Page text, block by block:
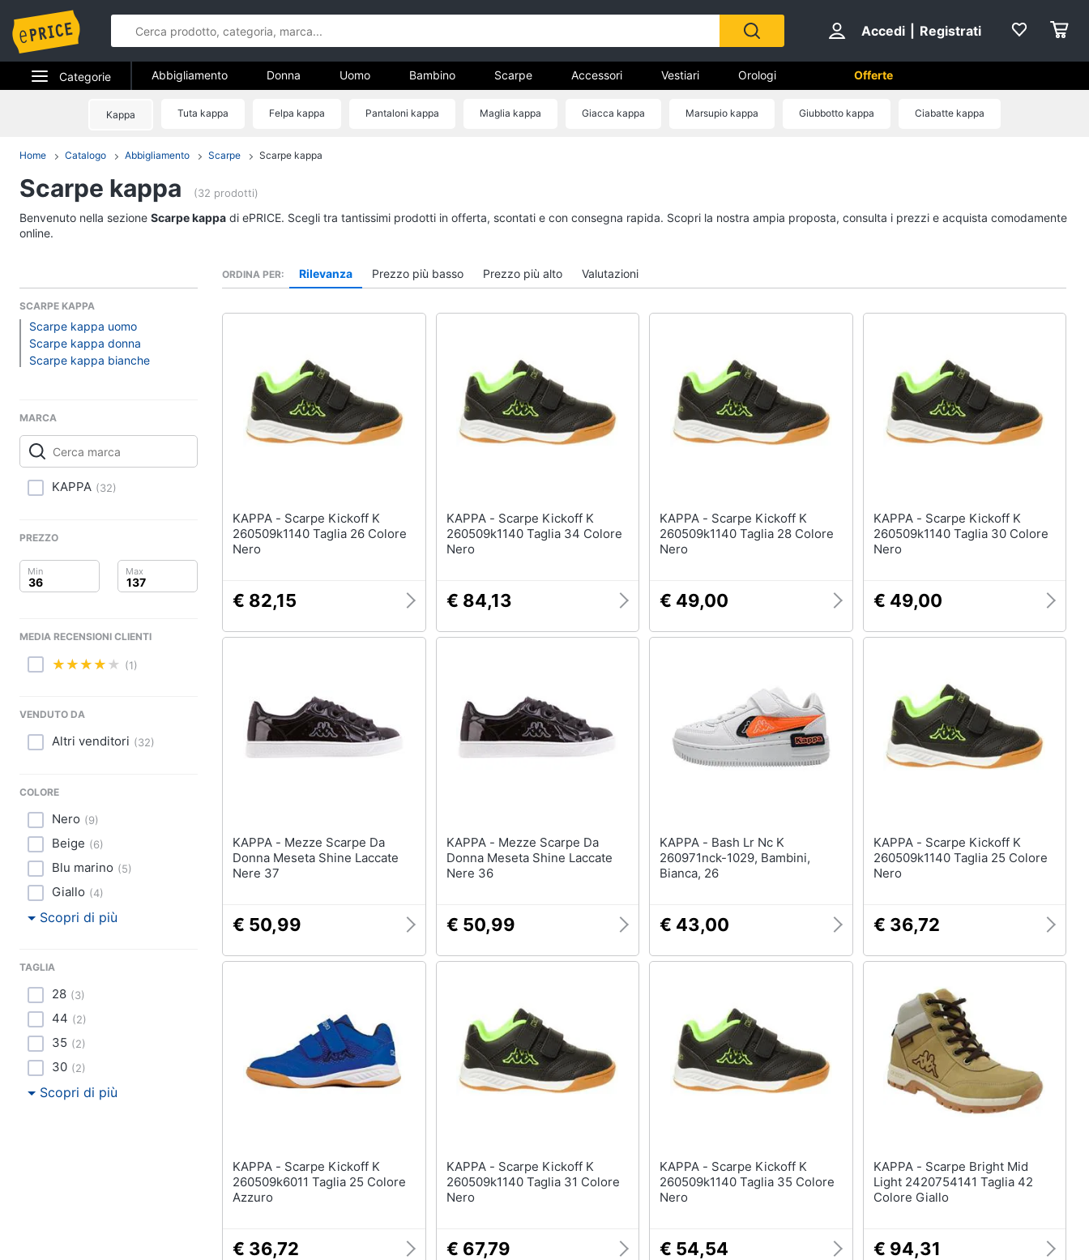
Accedi Registrati
Categorie
Elettrodomestici
Telefonia
Tv e Home Cinema
Videogiochi
Audio e musica
Clima
Brico e Giardinaggio
Salute e igiene
Prima infanzia
Casalinghi
Libri, cd e dvd
Festività e ricorrenze
Promozioni
Abbigliamento
Donna
Vedi tutti Vedi tutti Vedi tutti Vedi tutti
Sigaretta elettronica
Borse
Occhiali da vista
Occhiali da sole
Pantaloni
Orologi uomo
Orologi donna
Cavigliera
Collane
Abbigliamento Donna Uomo Bambino Scarpe Accessori Vestiari Orologi Offerte
Kappa Tuta kappa Felpa kappa Pantaloni kappa Maglia kappa Giacca kappa Marsupio kappa Giubbotto kappa Ciabatte kappa
Home Catalogo Abbigliamento Scarpe Scarpe kappa
Scarpe kappa (32 prodotti)
Benvenuto nella sezione Scarpe kappa di ePRICE. Scegli tra tantissimi prodotti in offerta, scontati e con consegna rapida. Scopri la nostra ampia proposta, consulta i prezzi e acquista comodamente
online.
SCARPE KAPPA
Scarpe kappa uomo
Scarpe kappa donna
Scarpe kappa bianche
MARCA
KAPPA (32)
PREZZO
MEDIA RECENSIONI CLIENTI
(1)
VENDUTO DA
Altri venditori (32)
COLORE
Nero (9)
Beige (6)
Blu marino (5)
Giallo (4)
Scopri di più
TAGLIA
28 (3)
44 (2)
35 (2)
30 (2)
Scopri di più
ORDINA PER Rilevanza Prezzo più basso Prezzo più alto Valutazioni
KAPPA - Scarpe Kickoff K
260509k1140 Taglia 26 Colore
Nero
€ 82,15
KAPPA - Scarpe Kickoff K
260509k1140 Taglia 34 Colore
Nero
€ 84,13
KAPPA - Scarpe Kickoff K
260509k1140 Taglia 28 Colore
Nero
€ 49,00
KAPPA - Scarpe Kickoff K
260509k1140 Taglia 30 Colore
Nero
€ 49,00
KAPPA - Mezze Scarpe Da
Donna Meseta Shine Laccate
Nere 37
€ 50,99
KAPPA - Mezze Scarpe Da
Donna Meseta Shine Laccate
Nere 36
€ 50,99
KAPPA - Bash Lr Nc K
260971nck-1029, Bambini,
Bianca, 26
€ 43,00
KAPPA - Scarpe Kickoff K
260509k1140 Taglia 25 Colore
Nero
€ 36,72
KAPPA - Scarpe Kickoff K
260509k6011 Taglia 25 Colore
Azzuro
€ 36,72
KAPPA - Scarpe Kickoff K
260509k1140 Taglia 31 Colore
Nero
€ 67,79
KAPPA - Scarpe Kickoff K
260509k1140 Taglia 35 Colore
Nero
€ 54,54
KAPPA - Scarpe Bright Mid
Light 2420754141 Taglia 42
Colore Giallo
€ 94,31